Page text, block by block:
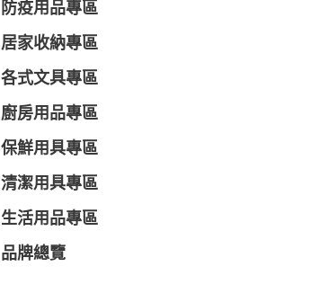
防疫用品專區
居家收納專區
各式文具專區
廚房用品專區
保鮮用具專區
清潔用具專區
生活用品專區
品牌總覽